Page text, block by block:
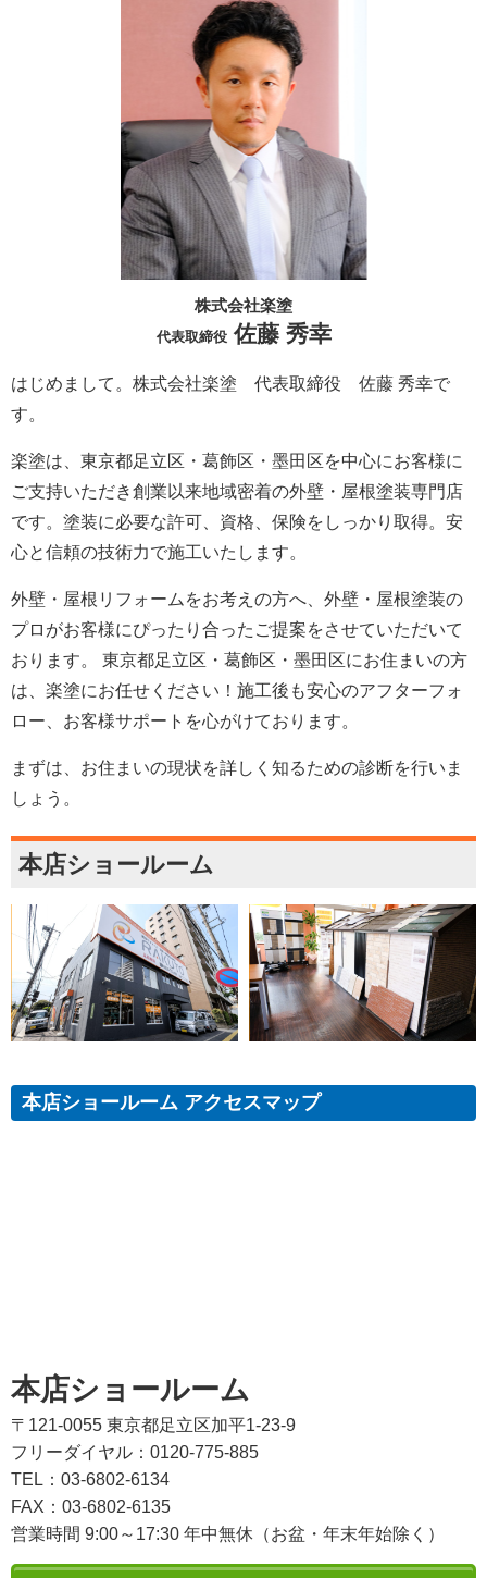
株式会社楽塗
代表取締役佐藤 秀幸
はじめまして。株式会社楽塗 代表取締役 佐藤 秀幸で
す。
楽塗は、東京都足立区・葛飾区・墨田区を中心にお客様に
ご支持いただき創業以来地域密着の外壁・屋根塗装専門店
です。塗装に必要な許可、資格、保険をしっかり取得。安
心と信頼の技術力で施工いたします。
外壁・屋根リフォームをお考えの方へ、外壁・屋根塗装の
プロがお客様にぴったり合ったご提案をさせていただいて
おります。 東京都足立区・葛飾区・墨田区にお住まいの方
は、楽塗にお任せください！施工後も安心のアフターフォ
ロー、お客様サポートを心がけております。
まずは、お住まいの現状を詳しく知るための診断を行いま
しょう。
本店ショールーム
本店ショールーム アクセスマップ
本店ショールーム
〒121-0055 東京都足立区加平1-23-9
フリーダイヤル：0120-775-885
TEL：03-6802-6134
FAX：03-6802-6135
営業時間 9:00～17:30 年中無休（お盆・年末年始除く）